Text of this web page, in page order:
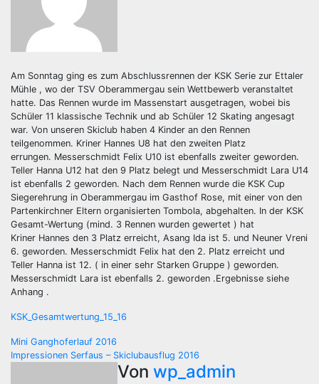
Am Sonntag ging es zum Abschlussrennen der KSK Serie zur Ettaler
Mühle , wo der TSV Oberammergau sein Wettbewerb veranstaltet
hatte. Das Rennen wurde im Massenstart ausgetragen, wobei bis
Schüler 11 klassische Technik und ab Schüler 12 Skating angesagt
war. Von unseren Skiclub haben 4 Kinder an den Rennen
teilgenommen. Kriner Hannes U8 hat den zweiten Platz
errungen. Messerschmidt Felix U10 ist ebenfalls zweiter geworden.
Teller Hanna U12 hat den 9 Platz belegt und Messerschmidt Lara U14
ist ebenfalls 2 geworden. Nach dem Rennen wurde die KSK Cup
Siegerehrung in Oberammergau im Gasthof Rose, mit einer von den
Partenkirchner Eltern organisierten Tombola, abgehalten. In der KSK
Gesamt-Wertung (mind. 3 Rennen wurden gewertet ) hat
Kriner Hannes den 3 Platz erreicht, Asang Ida ist 5. und Neuner Vreni
6. geworden. Messerschmidt Felix hat den 2. Platz erreicht und
Teller Hanna ist 12. ( in einer sehr Starken Gruppe ) geworden.
Messerschmidt Lara ist ebenfalls 2. geworden .Ergebnisse siehe
Anhang .
KSK_Gesamtwertung_15_16
Beitragsnavigation
Mini Ganghoferlauf 2016
Impressionen Serfaus – Skiclubausflug 2016
Von wp_admin